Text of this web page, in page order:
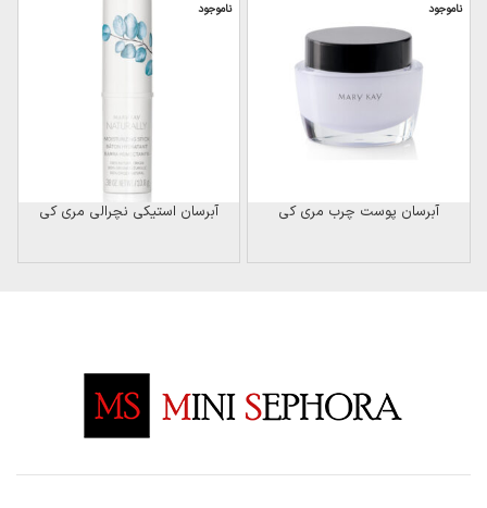
ناموجود
آبرسان پوست چرب مری کی
ناموجود
آبرسان استیکی نچرالی مری کی